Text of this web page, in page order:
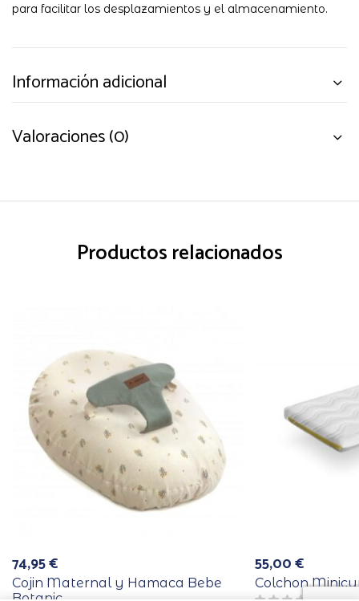
para facilitar los desplazamientos y el almacenamiento.
Información adicional
Valoraciones (0)
Productos relacionados
74,95€
Cojin Maternal y Hamaca Bebe
55,00€
Colchon